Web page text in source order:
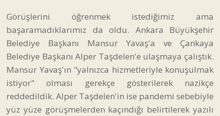
Görüşlerini öğrenmek istediğimiz ama
başaramadıklarımız da oldu. Ankara Büyükşehir
Belediye Başkanı Mansur Yavaş'a ve Çankaya
Belediye Başkanı Alper Taşdelen'e ulaşmaya çalıştık.
Mansur Yavaş'ın "yalnızca hizmetleriyle konuşulmak
istiyor" olması gerekçe gösterilerek nazikçe
reddedildik. Alper Taşdelen'in ise pandemi sebebiyle
yüz yüze görüşmelerden kaçındığı belirtilerek yazılı